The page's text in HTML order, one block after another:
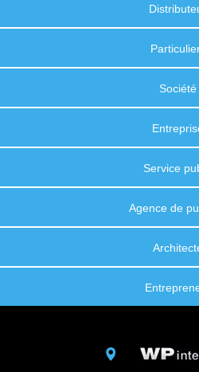
Société
Service
Agence de